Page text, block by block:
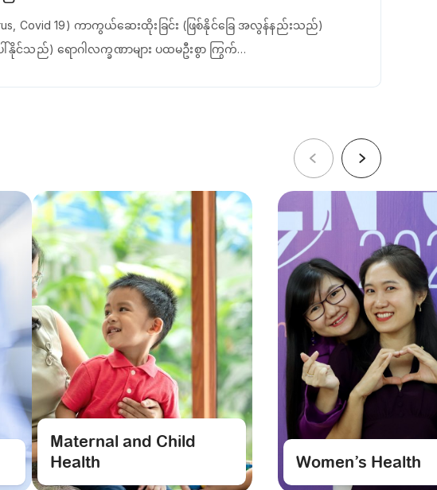
Maternal and Child
Health
Women’s Health
Covid 19) ကာကွယ်ဆေးထိုးခြင်း (ဖြစ်နိုင်ခြေ အလွန်နည်းသည်)
ါ်နိုင်သည်) ရောဂါလက္ခဏာများ ပထမဦးစွာ ကြွက်…